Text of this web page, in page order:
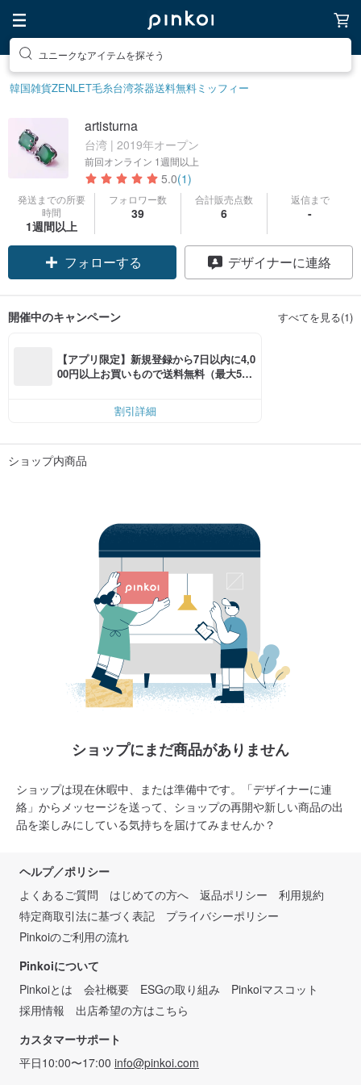
ユニークなアイテムを探そう
韓国雑貨ZENLET毛糸台湾茶器送料無料ミッフィー
artisturna
台湾 | 2019年オープン
前回オンライン 1週間以上
5.0(1)
発送までの所要
時間
1週間以上
フォロワー数
39
合計販売点数
6
返信まで
-
フォローする デザイナーに連絡
開催中のキャンペーン すべてを見る(1)
【アプリ限定】新規登録から7日以内に4,0
00円以上お買いもので送料無料（最大500
割引詳細
ショップ内商品
ショップにまだ商品がありません
ショップは現在休暇中、または準備中です。「デザイナーに連
絡」からメッセージを送って、ショップの再開や新しい商品の出
品を楽しみにしている気持ちを届けてみませんか？
ヘルプ／ポリシー
よくあるご質問
はじめての方へ 返品ポリシー
利用規約
特定商取引法に基づく表記
プライバシーポリシー
Pinkoiのご利用の流れ
Pinkoiについて
Pinkoiとは
会社概要 ESGの取り組み
Pinkoiマスコット
採用情報
出店希望の方はこちら
カスタマーサポート
平日10:00〜17:00 info@pinkoi.com